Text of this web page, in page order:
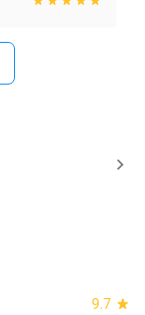
9.7 star